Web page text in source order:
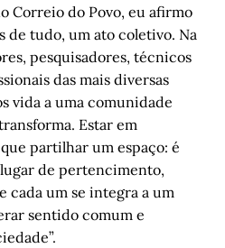
Correio do Povo, eu afirmo
de tudo, um ato coletivo. Na
pesquisadores, técnicos
das mais diversas
vida a uma comunidade
Estar em
partilhar um espaço: é
de pertencimento,
cada um se integra a um
sentido comum e